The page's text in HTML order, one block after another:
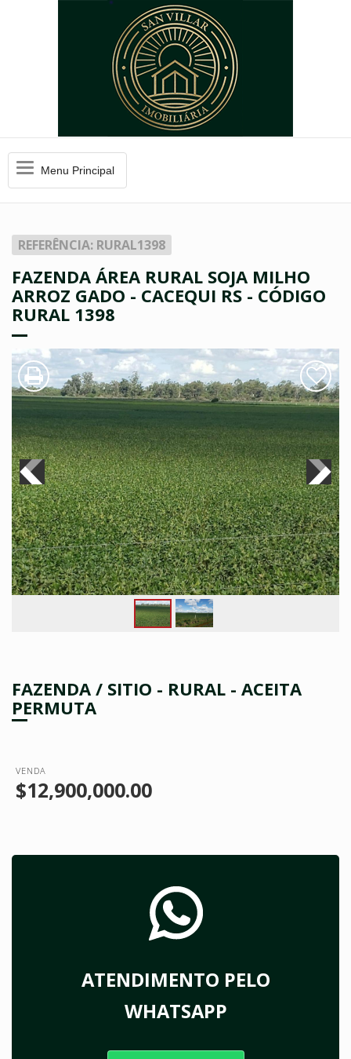
MenuMenu Principal
REFERÊNCIA: RURAL1398
FAZENDA ÁREA RURAL SOJA MILHO
ARROZ GADO - CACEQUI RS - CÓDIGO
RURAL 1398
FAZENDA / SITIO - RURAL - ACEITA
PERMUTA
VENDA
$12,900,000.00
ATENDIMENTO PELO
WHATSAPP